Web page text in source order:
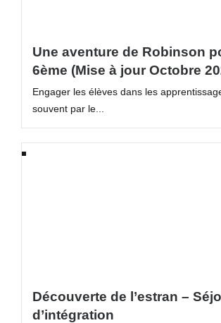
Une aventure de Robinson
6ème (Mise à jour Octobre
Engager les élèves dans les
souvent par le...
Découverte de l’estran –
d’intégration